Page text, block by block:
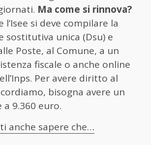
Ma come si rinnova?
l’Isee si deve compilare la
sostitutiva unica (Dsu) e
Poste, al Comune, a un
fiscale o anche online
Per avere diritto al
bisogna avere un
9.360 euro.
anche sapere che…